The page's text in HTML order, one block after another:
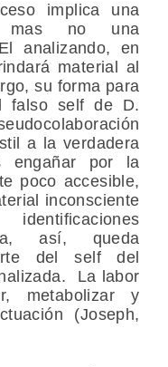
implica una
mas no una
analizando, en
material al
su forma para
falso self de D.
a la verdadera
engañar por la
poco accesible,
inconsciente
así, queda
del self del
La labor
metabolizar y
(Joseph,